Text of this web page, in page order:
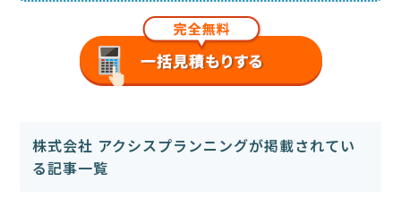
株式会社 アクシスプランニングが掲載されてい
る記事一覧